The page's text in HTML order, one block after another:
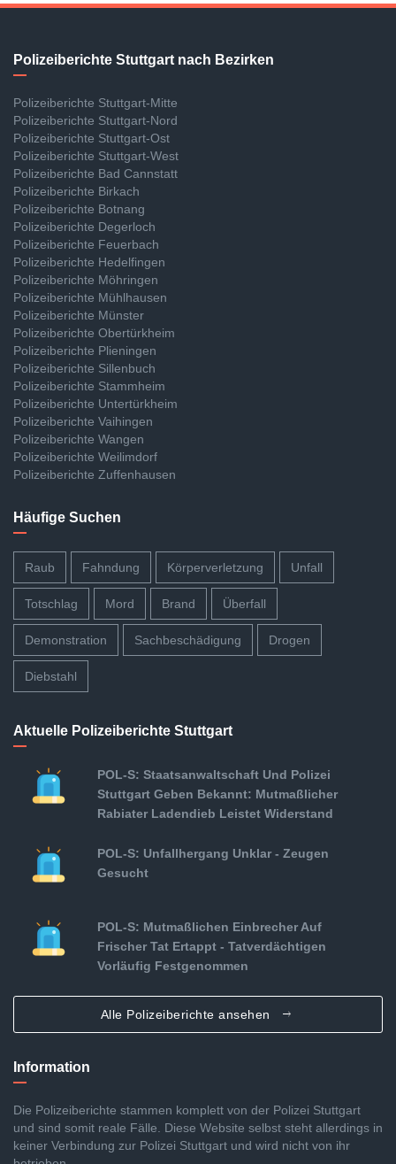
Polizeiberichte Stuttgart nach Bezirken
Polizeiberichte Stuttgart-Mitte
Polizeiberichte Stuttgart-Nord
Polizeiberichte Stuttgart-Ost
Polizeiberichte Stuttgart-West
Polizeiberichte Bad Cannstatt
Polizeiberichte Birkach
Polizeiberichte Botnang
Polizeiberichte Degerloch
Polizeiberichte Feuerbach
Polizeiberichte Hedelfingen
Polizeiberichte Möhringen
Polizeiberichte Mühlhausen
Polizeiberichte Münster
Polizeiberichte Obertürkheim
Polizeiberichte Plieningen
Polizeiberichte Sillenbuch
Polizeiberichte Stammheim
Polizeiberichte Untertürkheim
Polizeiberichte Vaihingen
Polizeiberichte Wangen
Polizeiberichte Weilimdorf
Polizeiberichte Zuffenhausen
Häufige Suchen
Raub Fahndung Körperverletzung Unfall
Totschlag Mord Brand Überfall
Demonstration Sachbeschädigung Drogen
Diebstahl
Aktuelle Polizeiberichte Stuttgart
POL-S: Staatsanwaltschaft Und Polizei
Stuttgart Geben Bekannt: Mutmaßlicher
Rabiater Ladendieb Leistet Widerstand
POL-S: Unfallhergang Unklar - Zeugen
Gesucht
POL-S: Mutmaßlichen Einbrecher Auf
Frischer Tat Ertappt - Tatverdächtigen
Vorläufig Festgenommen
Alle Polizeiberichte ansehen
Information
Die Polizeiberichte stammen komplett von der Polizei Stuttgart
und sind somit reale Fälle. Diese Website selbst steht allerdings in
keiner Verbindung zur Polizei Stuttgart und wird nicht von ihr